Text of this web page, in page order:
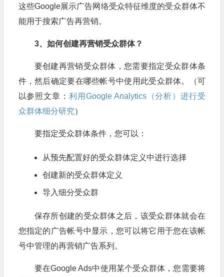
这些Google展示广告网络受众特征维度的受众群体不
能用于搜索广告再营销。
3、 如何创建再营销受众群体？
要创建再营销受众群体，您需要指定受众群体条
件，然后确定要在哪些帐号中使用此受众群体。（可
以参照文章： 利用Google Analytics（分析）进行受
众群体细分研究）
要指定受众群体条件，您可以：
从预先配置好的受众群体定义中进行选择
创建新的受众群体定义
导入细分受众群
保存所创建的受众群体之后，该受众群体就会在
您指定的广告帐号中显示，您可以将它用于您在该帐
号中管理的再营销广告系列。
要在Google Ads中使用某个受众群体，您需要将